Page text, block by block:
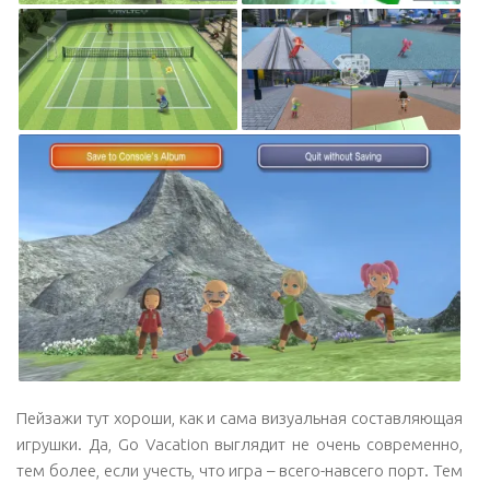
Пейзажи тут хороши, как и сама визуальная составляющая
игрушки. Да, Go Vacation выглядит не очень современно,
тем более, если учесть, что игра – всего-навсего порт. Тем